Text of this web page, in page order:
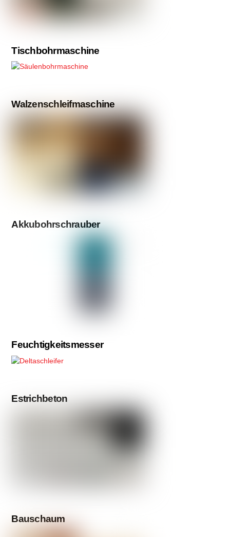
Tischbohrmaschine
Walzenschleifmaschine
Akkubohrschrauber
Feuchtigkeitsmesser
Estrichbeton
Bauschaum